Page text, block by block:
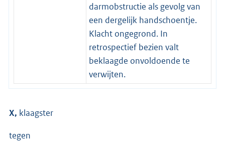
darmobstructie als gevolg van
een dergelijk handschoentje.
Klacht ongegrond. In
retrospectief bezien valt
beklaagde onvoldoende te
verwijten.
X, klaagster
tegen